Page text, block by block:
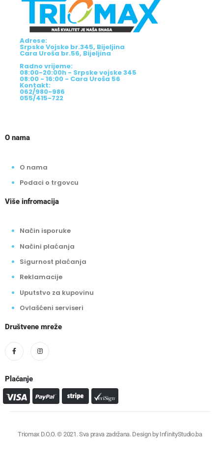
Adrese:
Srpske Vojske br.345, Bijeljina
Cara Uroša br.56, Bijeljina
Radno vrijeme:
08:00-20:00h - Srpske vojske 345
08:00 - 16:00 - Cara Uroša 56
Kontakt:
062/980-986
055/415-722
O nama
O nama
Podaci o trgovcu
Više infromacija
Način isporuke
Načini plaćanja
Sigurnost plaćanja
Reklamacije
Uputstvo za kupovinu
Ovlašćeni serviseri
Društvene mreže
Plaćanje
Triomax D.O.O. © 2021. Sva prava zadržana. Design by InfinityStudio.ba